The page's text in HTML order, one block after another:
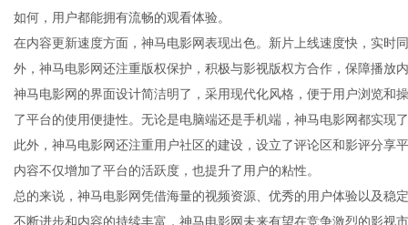
如何，用户都能拥有流畅的观看体验。
在内容更新速度方面，神马电影网表现出色。新片上线速度快，实时
外，神马电影网还注重版权保护，积极与影视版权方合作，保障播放
神马电影网的界面设计简洁明了，采用现代化风格，便于用户浏览和
了平台的使用便捷性。无论是电脑端还是手机端，神马电影网都实现
此外，神马电影网还注重用户社区的建设，设立了评论区和影评分享
内容不仅增加了平台的活跃度，也提升了用户的粘性。
总的来说，神马电影网凭借海量的视频资源、优秀的用户体验以及稳
不断进步和内容的持续丰富，神马电影网未来有望在竞争激烈的影视